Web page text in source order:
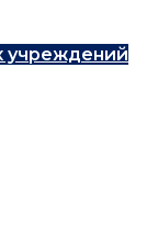
учреждений